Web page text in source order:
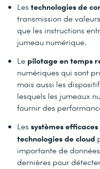
Les technologies de
transmission de
que les instructions
jumeau numérique.
Le pilotage en temps
numériques qui sont
mais aussi les
lesquels les jumeaux
fournir des
Les systèmes
technologies de cloud
importante de
dernières pour